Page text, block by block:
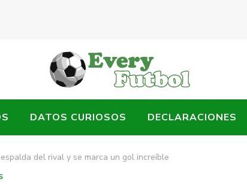
DATOS CURIOSOS DECLARACIONES
del rival y se marca un gol increíble